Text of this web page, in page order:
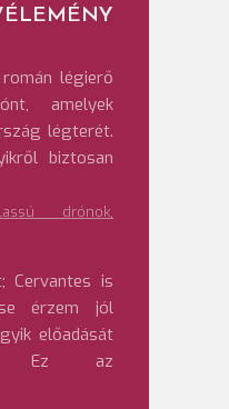
légierő
amelyek
légterét.
biztosan
drónok,
Cervantes is
érzem jól
előadását
Ez az